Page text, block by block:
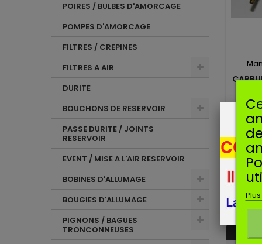
POIRES / BULBES D'AMORCAGE
POMPES D'AMORCAGE
FILTRES / CREPINES
FILTRES A AIR
DURITE
BOUCHONS DE RESERVOIR
PASSE DURITE / JOINTS
RESERVOIR
EVENT / MISE A L'AIR RESERVOIR
BOBINES D'ALLUMAGE
BOUGIES D'ALLUMAGE
PIGNONS / BAGUES
TRONCONNEUSES
AVIS